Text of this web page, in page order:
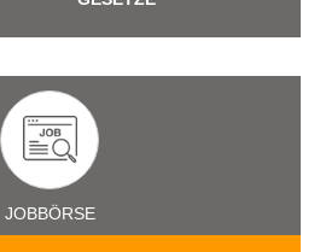
JOBBÖRSE